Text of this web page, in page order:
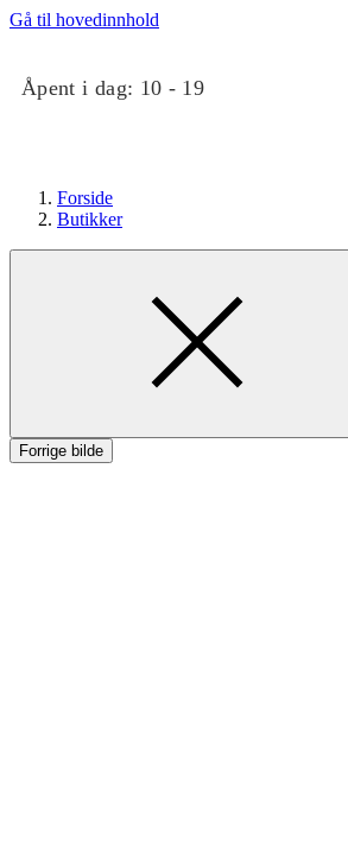
Gå til hovedinnhold
Åpent i dag: 10 - 19
Butikker
Mat og
Forside
Butikker
Forrige bilde